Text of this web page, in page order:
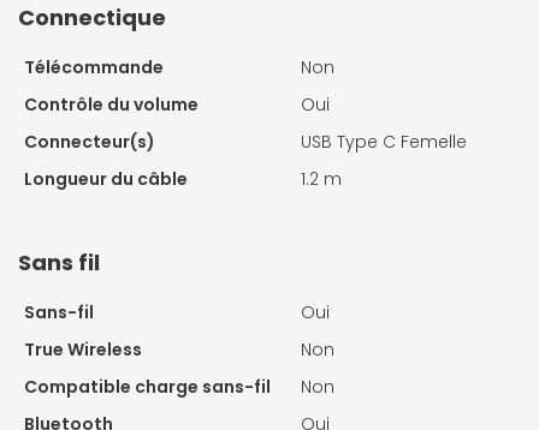
Connectique
Télécommande
Non
Contrôle du volume
Oui
Connecteur(s)
USB Type C Femelle
Longueur du câble
1.2 m
Sans fil
Sans-fil
Oui
True Wireless
Non
Compatible charge sans-fil
Non
Bluetooth
Oui